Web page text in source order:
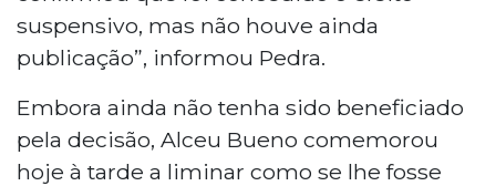
suspensivo, mas não houve ainda
publicação”, informou Pedra.
Embora ainda não tenha sido beneficiado
pela decisão, Alceu Bueno comemorou
hoje à tarde a liminar como se lhe fosse